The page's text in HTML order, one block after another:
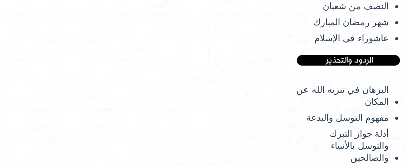
النصف من شعبان
شهر رمضان المبارك
عاشوراء في الإسلام
البرهان في تنزيه الله عن
المكان
مفهوم التوسل والبدعة
أدلة جواز التبرك
والتوسل بالأنبياء
والصالحين